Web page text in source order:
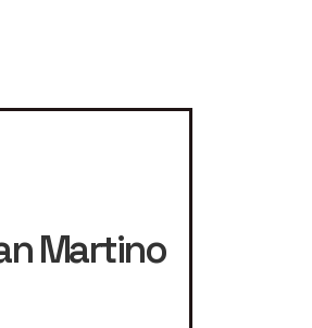
Martino